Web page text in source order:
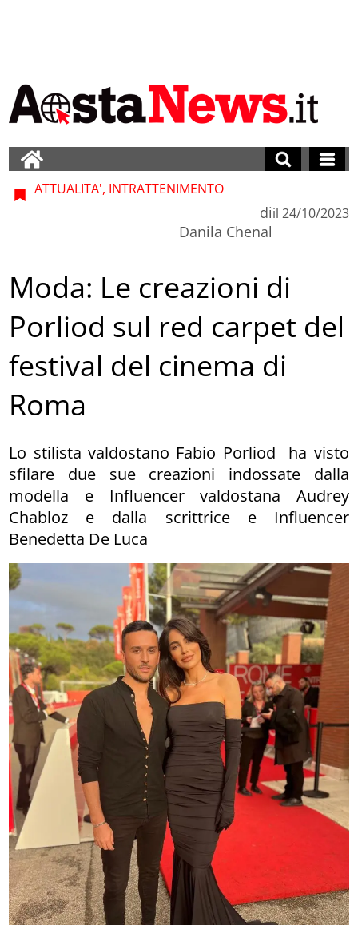
ATTUALITA', INTRATTENIMENTO
di
Danila Chenal
il 24/10/2023
Moda: Le creazioni di
Porliod sul red carpet del
festival del cinema di
Roma
Lo stilista valdostano Fabio Porliod ha visto
sfilare due sue creazioni indossate dalla
modella e Influencer valdostana Audrey
Chabloz e dalla scrittrice e Influencer
Benedetta De Luca